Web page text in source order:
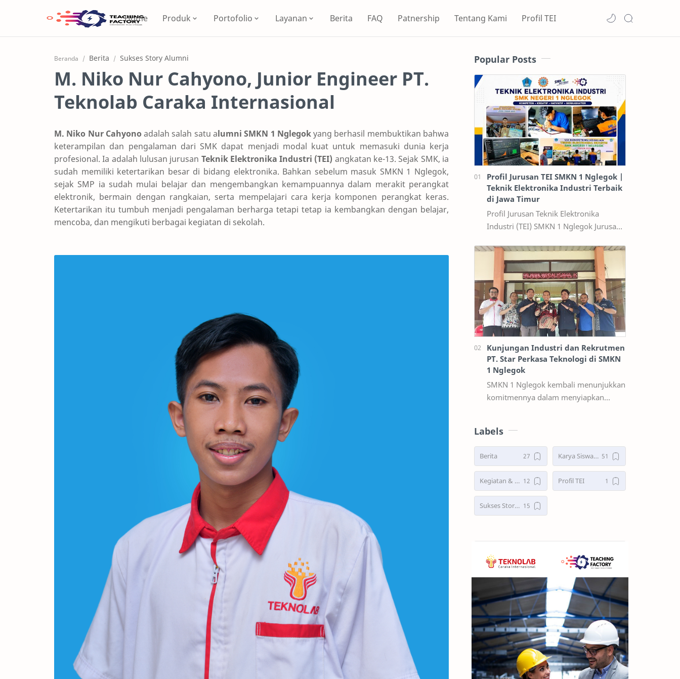
Home Produk Portofolio Layanan Berita FAQ Patnership Tentang Kami Profil TEI
Beranda Berita Sukses Story Alumni
M. Niko Nur Cahyono, Junior Engineer PT.
Teknolab Caraka Internasional
M. Niko Nur Cahyonoadalah salah satu alumni SMKN 1 Nglegokyang berhasil membuktikan bahwa
keterampilan dan pengalaman dari SMK dapat menjadi modal kuat untuk memasuki dunia kerja
profesional. Ia adalah lulusan jurusan Teknik Elektronika Industri (TEI) angkatan ke-13. Sejak SMK, ia
sudah memiliki ketertarikan besar di bidang elektronika. Bahkan sebelum masuk SMKN 1 Nglegok,
sejak SMP ia sudah mulai belajar dan mengembangkan kemampuannya dalam merakit perangkat
elektronik, bermain dengan rangkaian, serta mempelajari cara kerja komponen perangkat keras.
Ketertarikan itu tumbuh menjadi pengalaman berharga tetapi tetap ia kembangkan dengan belajar,
mencoba, dan mengikuti berbagai kegiatan di sekolah.
Popular Posts
Profil Jurusan TEI SMKN 1 Nglegok |
Teknik Elektronika Industri Terbaik
di Jawa Timur
Profil Jurusan Teknik Elektronika
Industri (TEI) SMKN 1 Nglegok Jurusan
1 Nglegok merupakan salah satu
progr…
Kunjungan Industri dan Rekrutmen
PT. Star Perkasa Teknologi di SMKN
1 Nglegok
SMKN 1 Nglegok kembali menunjukkan
komitmennya dalam menyiapkan
melalui kegiatan …
Labels
Berita Karya Siswa TEI
Kegiatan & kompetisi Profil TEI
Sukses Story Alumni